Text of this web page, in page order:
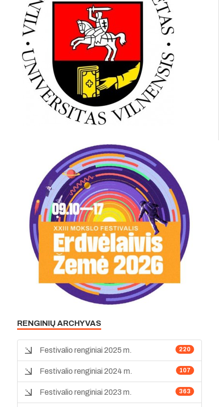
RENGINIŲ ARCHYVAS
220
Festivalio renginiai 2025 m.
107
Festivalio renginiai 2024 m.
363
Festivalio renginiai 2023 m.